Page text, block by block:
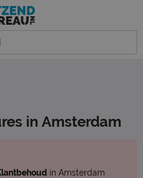
in Amsterdam
in Amsterdam